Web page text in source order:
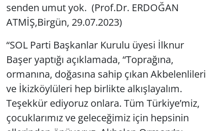
senden umut yok. (Prof.Dr. ERDOĞAN
ATMİŞ,Birgün, 29.07.2023)
“SOL Parti Başkanlar Kurulu üyesi İlknur
Başer yaptığı açıklamada, “Toprağına,
ormanına, doğasına sahip çıkan Akbelenlileri
ve İkizköylüleri hep birlikte alkışlayalım.
Teşekkür ediyoruz onlara. Tüm Türkiye’miz,
çocuklarımız ve geleceğimiz için hepsinin